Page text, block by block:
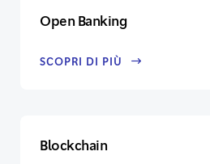
Open Banking
SCOPRI DI PIÙ
Blockchain